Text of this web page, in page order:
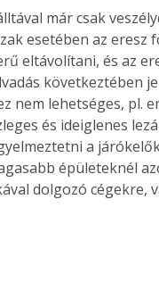
már csak
esetében az eresz
eltávolítani, és az
következtében
nem lehetséges, pl.
és ideiglenes
a
épületeknél
dolgozó cégekre,